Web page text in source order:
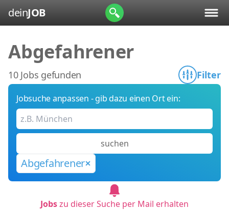
deinJOB
Abgefahrener
10 Jobs gefunden Filter
Jobsuche anpassen - gib dazu einen Ort ein:
suchen
Abgefahrener
Jobszu dieser Suche per Mail erhalten